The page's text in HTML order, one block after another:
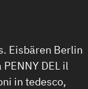
Eisbären Berlin
DEL il
in tedesco,